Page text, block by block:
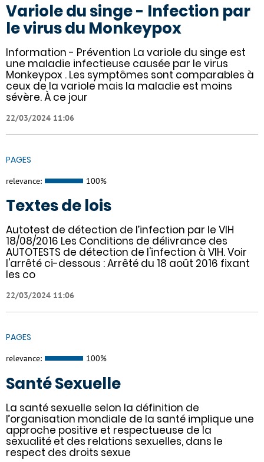
Variole du singe - Infection par
le virus du Monkeypox
Information - Prévention La variole du singe est
une maladie infectieuse causée par le virus
Monkeypox . Les symptômes sont comparables à
ceux de la variole mais la maladie est moins
sévère. À ce jour
22/03/2024 11:06
PAGES
relevance: 100%
Textes de lois
Autotest de détection de l’infection par le VIH
18/08/2016 Les Conditions de délivrance des
AUTOTESTS de détection de l'infection à VIH. Voir
l'arrêté ci-dessous : Arrêté du 18 août 2016 fixant
les co
22/03/2024 11:06
PAGES
relevance: 100%
Santé Sexuelle
La santé sexuelle selon la définition de
l’organisation mondiale de la santé implique une
approche positive et respectueuse de la
sexualité et des relations sexuelles, dans le
respect des droits sexue